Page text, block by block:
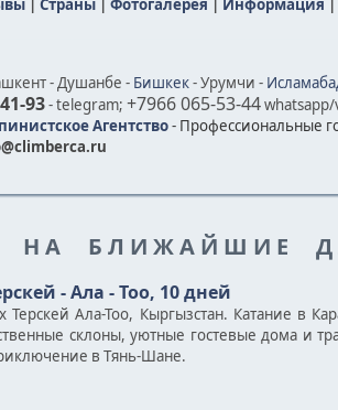
| Страны | Фотогалерея | Информация |
- Душанбе - Бишкек- Урумчи -
93- telegram; +7966 065-53-44whatsapp/
Агентство- Профессиональные
Н А Б Л И Ж А Й Ш И Е Д
- Ала - Тоо, 10 дней
Ала-Тоо, Кыргызстан. Катание в
склоны, уютные гостевые дома и
в Тянь-Шане.